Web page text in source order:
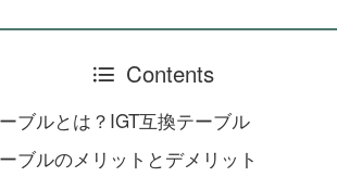
Contents
ブルとは？IGT互換テーブル
ブルのメリットとデメリット